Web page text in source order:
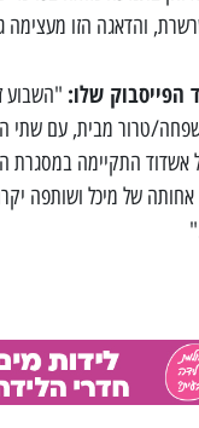
והדאגה הזו
הפייסבוק שלו: "השבוע
טרור מבית, עם שתי